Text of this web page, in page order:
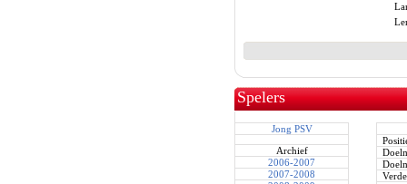
Spelers
Jong PSV
Archief
2006-2007
2007-2008